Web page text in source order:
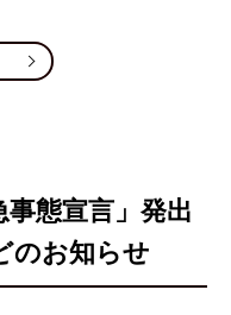
態宣言」発出
のお知らせ